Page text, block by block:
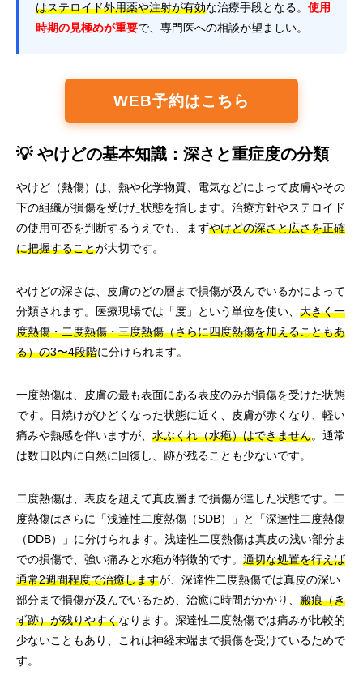
はステロイド外用薬や注射が有効な治療手段となる。 使用
時期の見極めが重要で、専門医への相談が望ましい。
WEB予約はこちら
💡 やけどの基本知識：深さと重症度の分類
やけど（熱傷）は、熱や化学物質、電気などによって皮膚やその
下の組織が損傷を受けた状態を指します。治療方針やステロイド
の使用可否を判断するうえでも、まずやけどの深さと広さを正確
に把握することが大切です。
やけどの深さは、皮膚のどの層まで損傷が及んでいるかによって
分類されます。医療現場では「度」という単位を使い、 大きく一
度熱傷・二度熱傷・三度熱傷（さらに四度熱傷を加えることもあ
る）の3〜4段階に分けられます。
一度熱傷は、皮膚の最も表面にある表皮のみが損傷を受けた状態
です。日焼けがひどくなった状態に近く、皮膚が赤くなり、軽い
痛みや熱感を伴いますが、 水ぶくれ（水疱）はできません。通常
は数日以内に自然に回復し、跡が残ることも少ないです。
二度熱傷は、表皮を超えて真皮層まで損傷が達した状態です。二
度熱傷はさらに「浅達性二度熱傷（SDB）」と「深達性二度熱傷
（DDB）」に分けられます。浅達性二度熱傷は真皮の浅い部分ま
での損傷で、強い痛みと水疱が特徴的です。 適切な処置を行えば
通常2週間程度で治癒しますが、深達性二度熱傷では真皮の深い
部分まで損傷が及んでいるため、治癒に時間がかかり、 瘢痕（き
ず跡）が残りやすくなります。深達性二度熱傷では痛みが比較的
少ないこともあり、これは神経末端まで損傷を受けているためで
す。